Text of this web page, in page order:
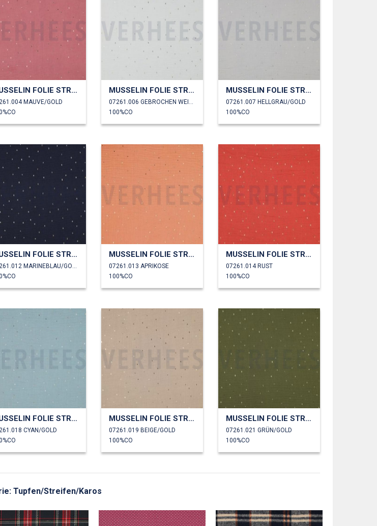
MUSSELIN FOLIE STREIFEN
MAUVE/GOLD
MUSSELIN FOLIE STREIFEN
100%CO
MUSSELIN FOLIE STREIFEN
07261.007 HELLGRAU/GOLD
100%CO
MUSSELIN FOLIE STREIFEN MUSSELIN FOLIE STREIFEN
07261.013 APRIKOSE
100%CO
MUSSELIN FOLIE STREIFEN
07261.014 RUST
100%CO
MUSSELIN FOLIE STREIFEN
CYAN/GOLD
MUSSELIN FOLIE STREIFEN
07261.019 BEIGE/GOLD
100%CO
MUSSELIN FOLIE STREIFEN
07261.021 GRÜN/GOLD
100%CO
Tupfen/Streifen/Karos